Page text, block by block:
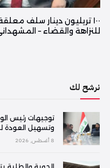
١٠٠ تريليون دينار سلف
للنزاهة والقضاء –
نرشح لك
توجيهات رئيس
وتسهيل العودة
8 أغسطس, 2026